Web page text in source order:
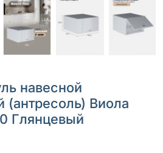
навесной
(антресоль) Виола
Глянцевый